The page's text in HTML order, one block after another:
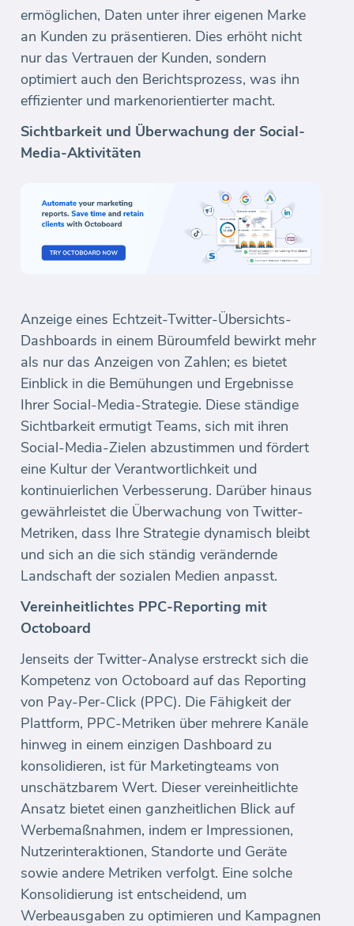
ermöglichen, Daten unter ihrer eigenen Marke
an Kunden zu präsentieren. Dies erhöht nicht
nur das Vertrauen der Kunden, sondern
optimiert auch den Berichtsprozess, was ihn
effizienter und markenorientierter macht.
Sichtbarkeit und Überwachung der Social-
Media-Aktivitäten
Anzeige eines Echtzeit-Twitter-Übersichts-
Dashboards in einem Büroumfeld bewirkt mehr
als nur das Anzeigen von Zahlen; es bietet
Einblick in die Bemühungen und Ergebnisse
Ihrer Social-Media-Strategie. Diese ständige
Sichtbarkeit ermutigt Teams, sich mit ihren
Social-Media-Zielen abzustimmen und fördert
eine Kultur der Verantwortlichkeit und
kontinuierlichen Verbesserung. Darüber hinaus
gewährleistet die Überwachung von Twitter-
Metriken, dass Ihre Strategie dynamisch bleibt
und sich an die sich ständig verändernde
Landschaft der sozialen Medien anpasst.
Vereinheitlichtes PPC-Reporting mit
Octoboard
Jenseits der Twitter-Analyse erstreckt sich die
Kompetenz von Octoboard auf das Reporting
von Pay-Per-Click (PPC). Die Fähigkeit der
Plattform, PPC-Metriken über mehrere Kanäle
hinweg in einem einzigen Dashboard zu
konsolidieren, ist für Marketingteams von
unschätzbarem Wert. Dieser vereinheitlichte
Ansatz bietet einen ganzheitlichen Blick auf
Werbemaßnahmen, indem er Impressionen,
Nutzerinteraktionen, Standorte und Geräte
sowie andere Metriken verfolgt. Eine solche
Konsolidierung ist entscheidend, um
Werbeausgaben zu optimieren und Kampagnen